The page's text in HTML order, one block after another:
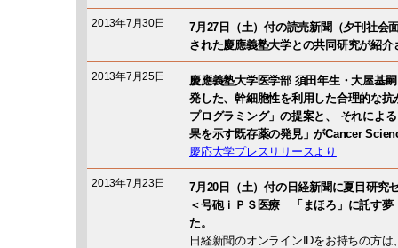
2013年7月30日
7月27日（土）付の読売新聞（夕刊社会
された慶應義塾大学との共同研究が紹介
2013年7月25日
慶應義塾大学医学部 須田年生・大屋基
発した、幹細胞性を利用した合理的な
プログラミング」の提案と、 それによ
果を示す既存薬の発見」がCancer
慶応大学プレスリリースより
2013年7月23日
7月20日（土）付の日経新聞に夏目研究
＜号砲ｉＰＳ医療 「まほろ」に託す夢
た。
日経新聞のオンラインIDをお持ちの方